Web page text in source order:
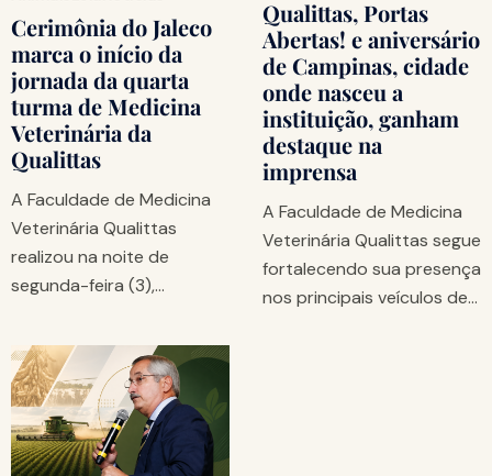
Cerimônia do Jaleco
marca o início da
jornada da quarta
turma de Medicina
Veterinária da
Qualittas
A Faculdade de Medicina
Veterinária Qualittas
realizou na noite de
segunda-feira (3),…
Qualittas, Portas
Abertas! e aniversário
de Campinas, cidade
onde nasceu a
instituição, ganham
destaque na
imprensa
A Faculdade de Medicina
Veterinária Qualittas segue
fortalecendo sua presença
nos principais veículos de…